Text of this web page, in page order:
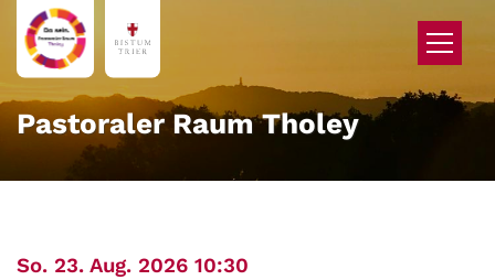
Zum Inhalt springen
Pastoraler Raum Tholey
So. 23. Aug. 2026 10:30